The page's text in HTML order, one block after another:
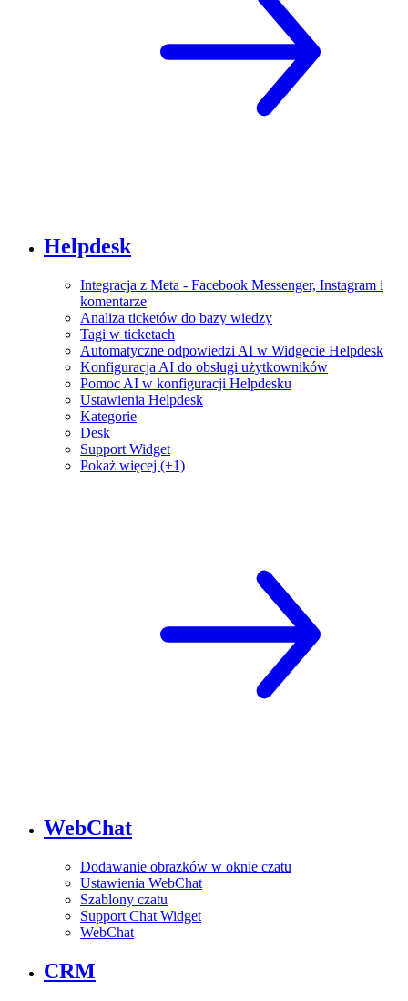
Helpdesk
Integracja z Meta - Facebook Messenger, Instagram i
komentarze
Analiza ticketów do bazy wiedzy
Tagi w ticketach
Automatyczne odpowiedzi AI w Widgecie Helpdesk
Konfiguracja AI do obsługi użytkowników
Pomoc AI w konfiguracji Helpdesku
Ustawienia Helpdesk
Kategorie
Desk
Support Widget
Pokaż więcej (+1)
WebChat
Dodawanie obrazków w oknie czatu
Ustawienia WebChat
Szablony czatu
Support Chat Widget
WebChat
CRM